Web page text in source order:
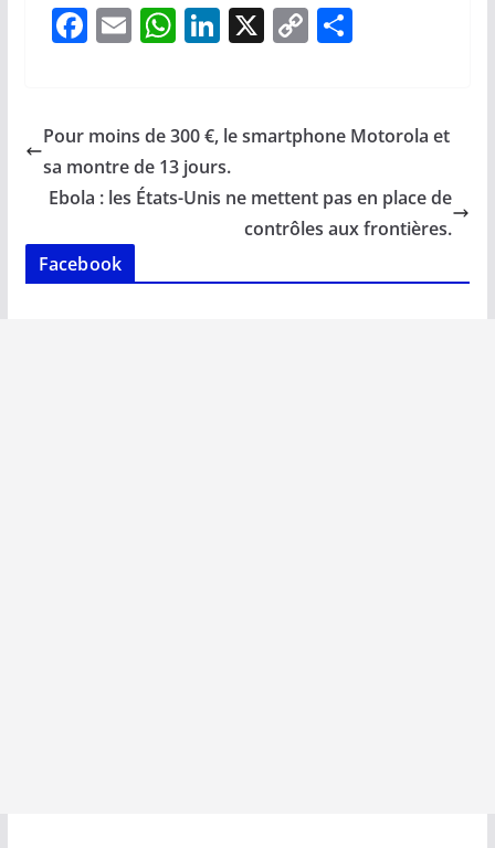
F
b
o
o
k
E
l
W
s
A
p
Li
e
dI
n
X C
y
n
k
P
g
Pour moins de 300 €, le smartphone Motorola et
sa montre de 13 jours.
Ebola : les États-Unis ne mettent pas en place de
contrôles aux frontières.
Facebook